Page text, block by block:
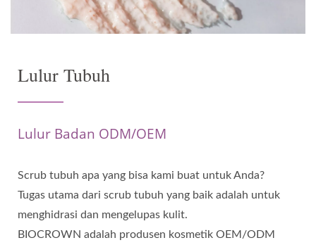
Lulur Tubuh
Lulur Badan ODM/OEM
Scrub tubuh apa yang bisa kami buat untuk Anda?
Tugas utama dari scrub tubuh yang baik adalah untuk
menghidrasi dan mengelupas kulit.
BIOCROWN adalah produsen kosmetik OEM/ODM